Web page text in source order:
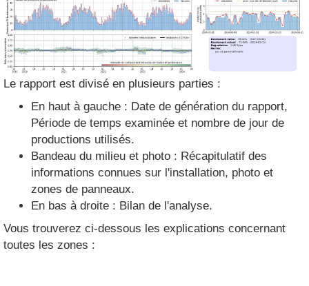
Le rapport est divisé en plusieurs parties :
En haut à gauche : Date de génération du rapport,
Période de temps examinée et nombre de jour de
productions utilisés.
Bandeau du milieu et photo : Récapitulatif des
informations connues sur l'installation, photo et
zones de panneaux.
En bas à droite : Bilan de l'analyse.
Vous trouverez ci-dessous les explications concernant
toutes les zones :